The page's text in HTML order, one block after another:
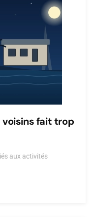
voisins fait trop
aux activités